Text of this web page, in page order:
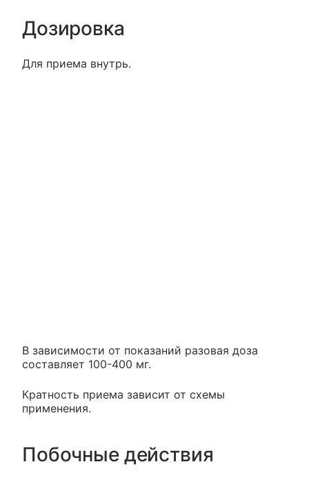
Дозировка
Для приема внутрь.
В зависимости от показаний разовая доза
составляет 100-400 мг.
Кратность приема зависит от схемы
применения.
Побочные действия